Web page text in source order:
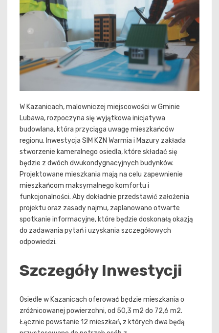
W Kazanicach, malowniczej miejscowości w Gminie
Lubawa, rozpoczyna się wyjątkowa inicjatywa
budowlana, która przyciąga uwagę mieszkańców
regionu. Inwestycja SIM KZN Warmia i Mazury zakłada
stworzenie kameralnego osiedla, które składać się
będzie z dwóch dwukondygnacyjnych budynków.
Projektowane mieszkania mają na celu zapewnienie
mieszkańcom maksymalnego komfortu i
funkcjonalności. Aby dokładnie przedstawić założenia
projektu oraz zasady najmu, zaplanowano otwarte
spotkanie informacyjne, które będzie doskonałą okazją
do zadawania pytań i uzyskania szczegółowych
odpowiedzi.
Szczegóły Inwestycji
Osiedle w Kazanicach oferować będzie mieszkania o
zróżnicowanej powierzchni, od 50,3 m2 do 72,6 m2.
Łącznie powstanie 12 mieszkań, z których dwa będą